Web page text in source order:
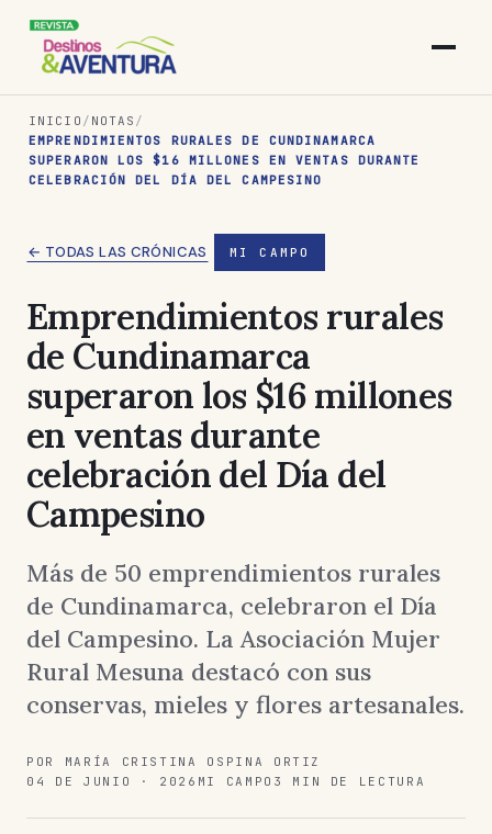
INICIO / NOTAS /
EMPRENDIMIENTOS RURALES DE CUNDINAMARCA
SUPERARON LOS $16 MILLONES EN VENTAS DURANTE
CELEBRACIÓN DEL DÍA DEL CAMPESINO
← TODAS LAS CRÓNICAS MI CAMPO
Emprendimientos rurales
de Cundinamarca
superaron los $16 millones
en ventas durante
celebración del Día del
Campesino
Más de 50 emprendimientos rurales
de Cundinamarca, celebraron el Día
del Campesino. La Asociación Mujer
Rural Mesuna destacó con sus
conservas, mieles y flores artesanales.
POR MARÍA CRISTINA OSPINA ORTIZ
04 DE JUNIO · 2026 MI CAMPO 3 MIN DE LECTURA